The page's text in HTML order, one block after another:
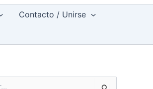
Contacto / Unirse